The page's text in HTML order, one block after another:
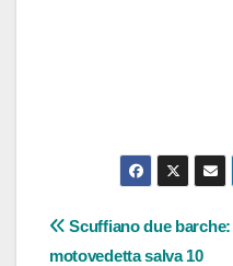
Navigazione
Scuffiano due barche:
motovedetta salva 10